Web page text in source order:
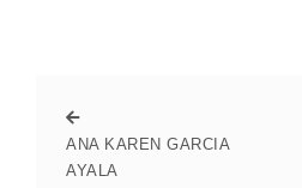
ANA KAREN GARCIA
AYALA